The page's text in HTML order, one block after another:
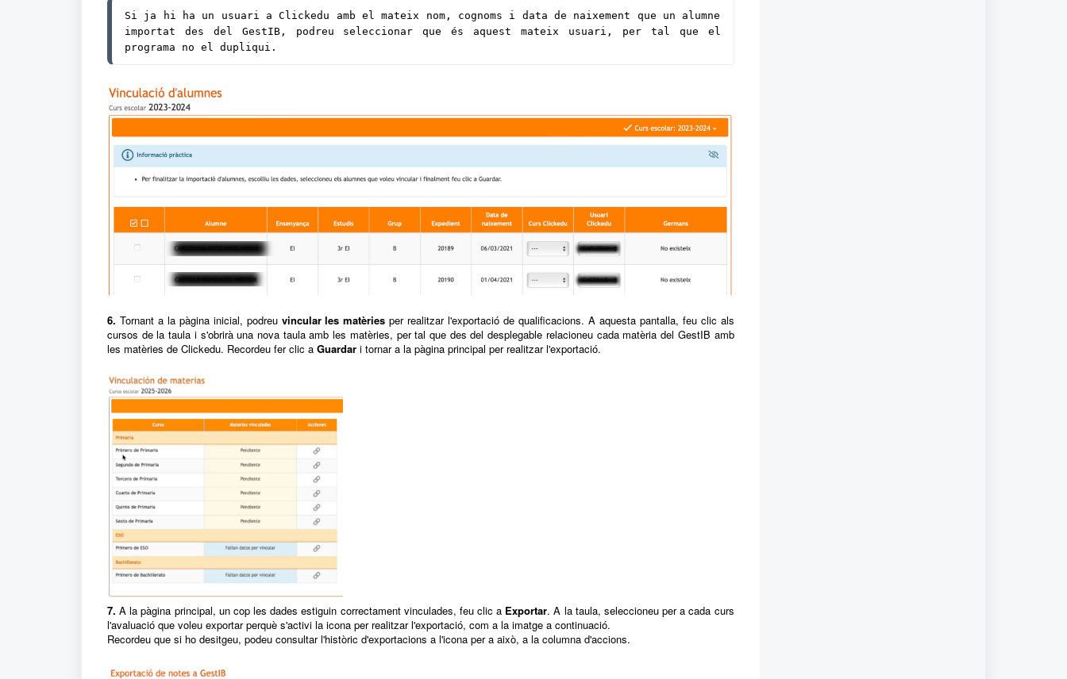
Si ja hi ha un usuari a Clickedu amb el mateix nom, cognoms i data de naixement que un alumne
importat des del GestIB, podreu seleccionar que és aquest mateix usuari, per tal que el
programa no el dupliqui.
6. Tornant a la pàgina inicial, podreu vincular les matèries per realitzar l'exportació de qualificacions. A aquesta pantalla, feu clic als
cursos de la taula i s'obrirà una nova taula amb les matèries, per tal que des del desplegable relacioneu cada matèria del GestIB amb
les matèries de Clickedu. Recordeu fer clic a Guardar i tornar a la pàgina principal per realitzar l'exportació.
7. A la pàgina principal, un cop les dades estiguin correctament vinculades, feu clic a Exportar. A la taula, seleccioneu per a cada curs
l'avaluació que voleu exportar perquè s'activi la icona per realitzar l'exportació, com a la imatge a continuació.
Recordeu que si ho desitgeu, podeu consultar l'històric d'exportacions a l'icona per a això, a la columna d'accions.